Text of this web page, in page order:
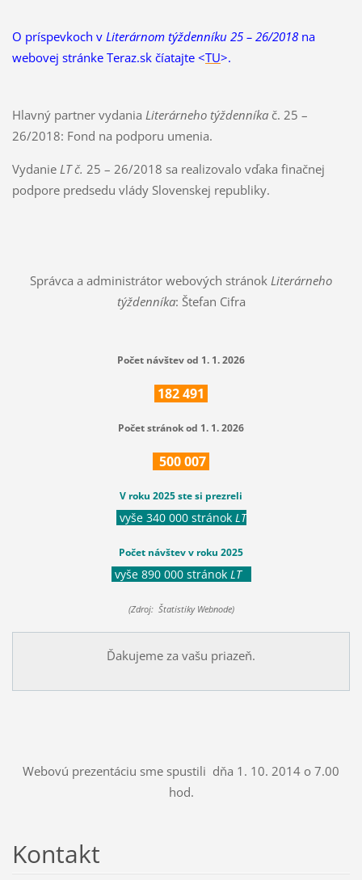
O príspevkoch v Literárnom týždenníku 25 – 26/2018na
webovej stránke Teraz.sk číatajte <TU>.
Hlavný partner vydania Literárneho týždenníkač. 25 –
26/2018: Fond na podporu umenia.
Vydanie LT č. 25 – 26/2018 sa realizovalo vďaka finačnej
podpore predsedu vlády Slovenskej republiky.
Správca a administrátor webových stránok Literárneho
týždenníka: Štefan Cifra
Počet návštev od 1. 1. 2026
182491
Počet stránok od 1. 1. 2026
500007
V roku 2025 ste si prezreli
vyše 340 000 stránok LT
Počet návštev v roku 2025
vyše 890 000 stránok LT
(Zdroj: Štatistiky Webnode)
Ďakujeme za vašu priazeň.
Webovú prezentáciu sme spustili dňa 1. 10. 2014 o 7.00
hod.
Kontakt